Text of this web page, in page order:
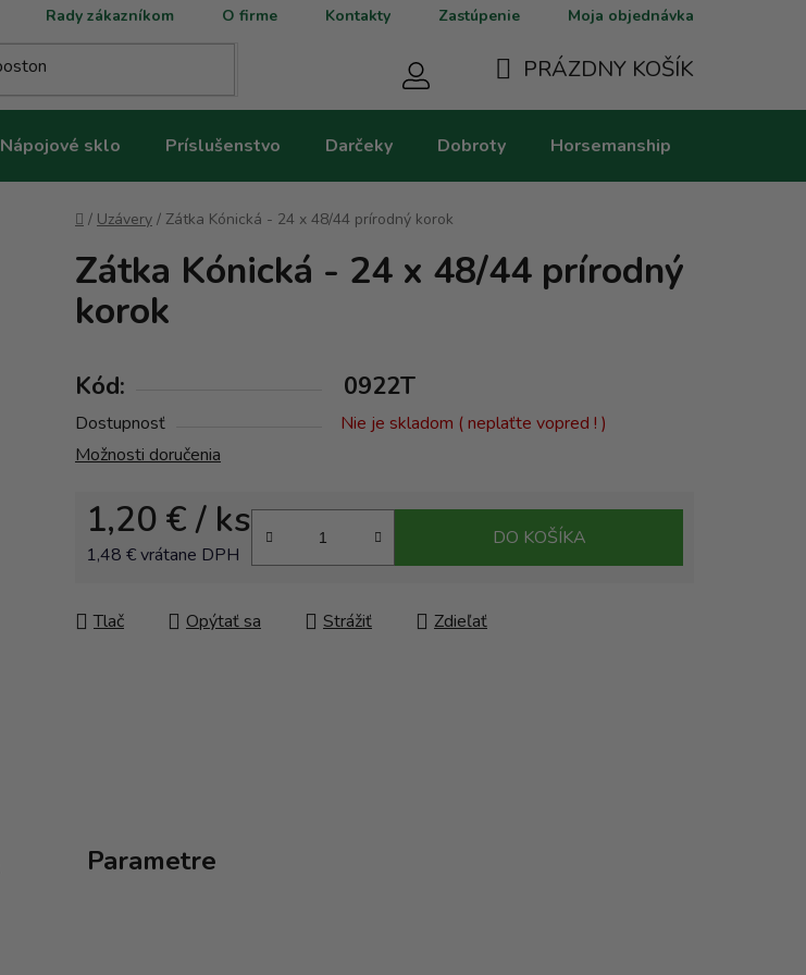
Rady zákazníkom O firme Kontakty Zastúpenie Moja objednávka
KOŠÍK
PRÁZDNY KOŠÍK
Nápojové sklo Príslušenstvo Darčeky Dobroty Horsemanship
Domov
/ Uzávery / Zátka Kónická - 24 x 48/44 prírodný korok
Zátka Kónická - 24 x 48/44 prírodný
korok
Kód: 0922T
Dostupnosť
Nie je skladom ( neplaťte vopred ! )
Možnosti doručenia
1,20 €/ ks
1,48 € vrátane DPH
DO KOŠÍKA
Tlač Opýtať sa Strážiť Zdieľať
Parametre